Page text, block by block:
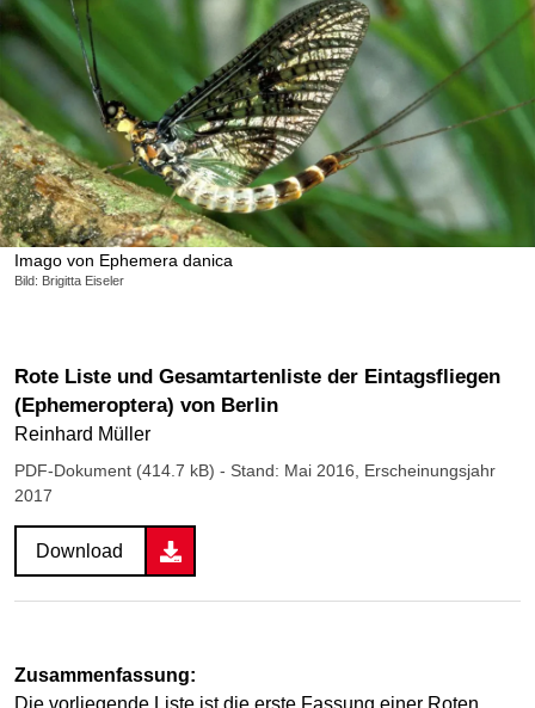
Imago von Ephemera danica
Bild: Brigitta Eiseler
Rote Liste und Gesamtartenliste der Eintagsfliegen
(Ephemeroptera) von Berlin
Reinhard Müller
PDF-Dokument (414.7 kB) - Stand: Mai 2016, Erscheinungsjahr
2017
Download
Zusammenfassung: